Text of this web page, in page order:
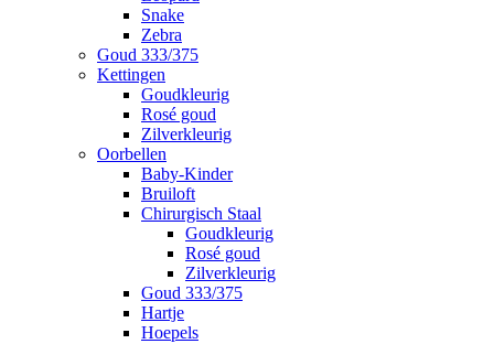
Snake
Zebra
Goud 333/375
Kettingen
Goudkleurig
Rosé goud
Zilverkleurig
Oorbellen
Baby-Kinder
Bruiloft
Chirurgisch Staal
Goudkleurig
Rosé goud
Zilverkleurig
Goud 333/375
Hartje
Hoepels